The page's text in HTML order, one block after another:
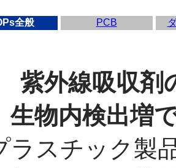
全般 PCB
紫外線吸収剤
生物内検出増
スチック製